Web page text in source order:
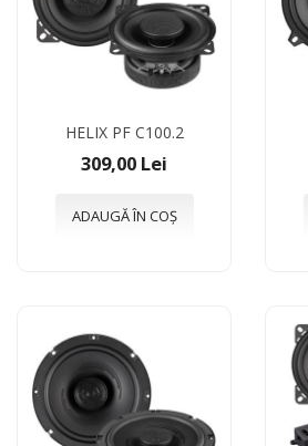
HELIX PF C100.2
309,00 Lei
ADAUGĂ ÎN COȘ